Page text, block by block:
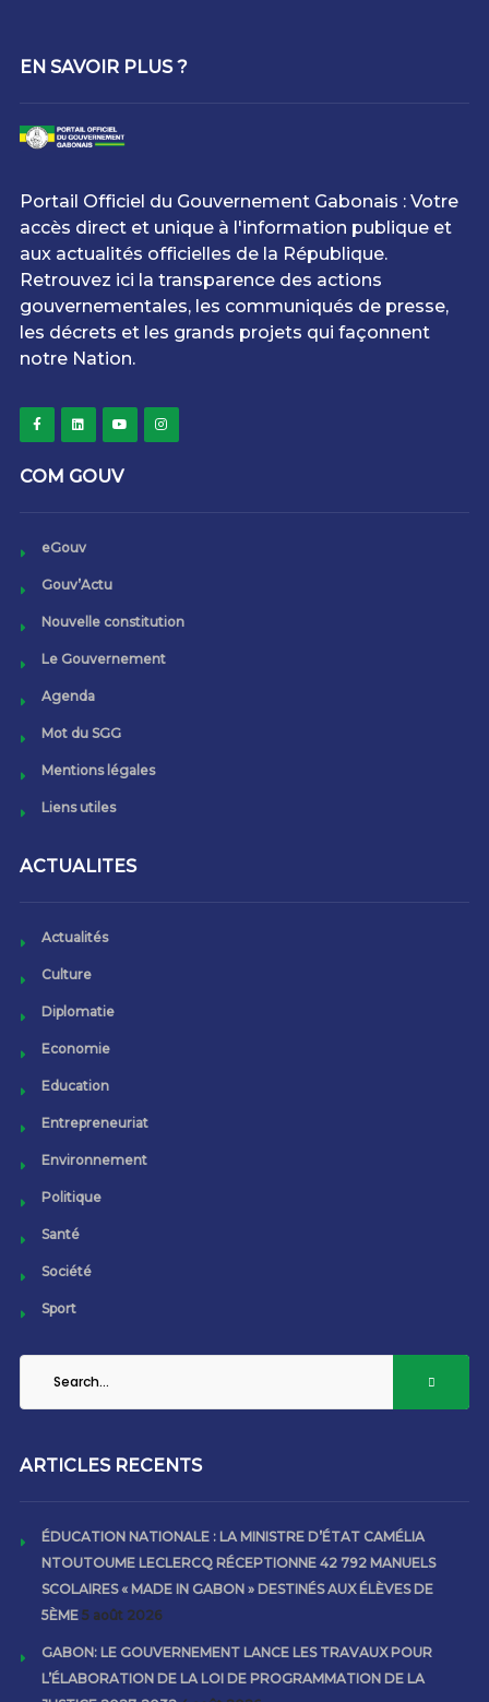
EN SAVOIR PLUS ?
Portail Officiel du Gouvernement Gabonais : Votre
accès direct et unique à l'information publique et
aux actualités officielles de la République.
Retrouvez ici la transparence des actions
gouvernementales, les communiqués de presse,
les décrets et les grands projets qui façonnent
notre Nation.
COM GOUV
eGouv
Gouv’Actu
Nouvelle constitution
Le Gouvernement
Agenda
Mot du SGG
Mentions légales
Liens utiles
ACTUALITES
Actualités
Culture
Diplomatie
Economie
Education
Entrepreneuriat
Environnement
Politique
Santé
Société
Sport
ARTICLES RECENTS
ÉDUCATION NATIONALE : LA MINISTRE D’ÉTAT CAMÉLIA
NTOUTOUME LECLERCQ RÉCEPTIONNE 42 792 MANUELS
SCOLAIRES « MADE IN GABON » DESTINÉS AUX ÉLÈVES DE
5ÈME 5 août 2026
GABON: LE GOUVERNEMENT LANCE LES TRAVAUX POUR
L’ÉLABORATION DE LA LOI DE PROGRAMMATION DE LA